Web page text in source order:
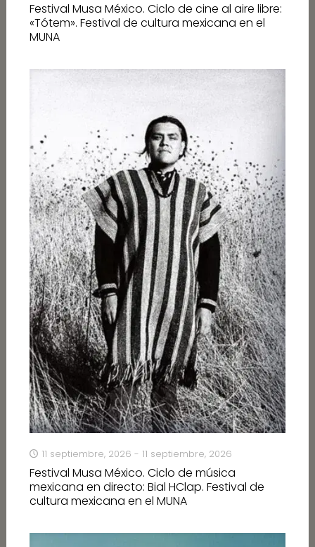
Festival Musa México. Ciclo de cine al aire libre:
«Tótem». Festival de cultura mexicana en el
MUNA
11 septiembre, 2026 - 11 septiembre, 2026
Festival Musa México. Ciclo de música
mexicana en directo: Bial HClap. Festival de
cultura mexicana en el MUNA